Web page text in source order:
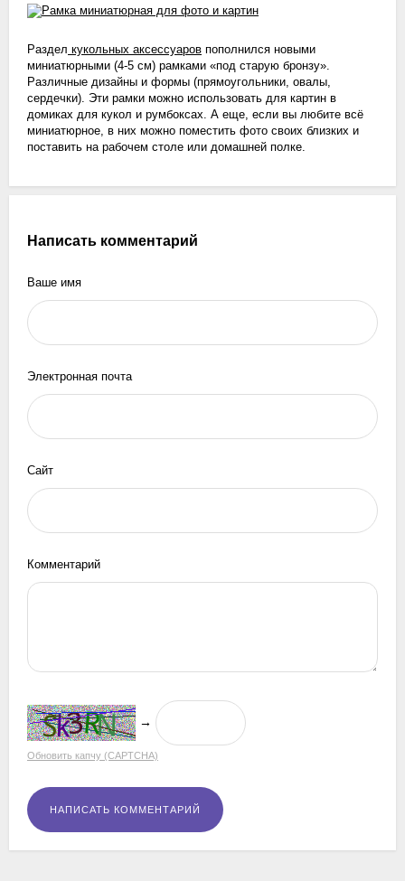
Раздел кукольных аксессуаров пополнился новыми
миниатюрными (4-5 см) рамками «под старую бронзу».
Различные дизайны и формы (прямоугольники, овалы,
сердечки). Эти рамки можно использовать для картин в
домиках для кукол и румбоксах. А еще, если вы любите всё
миниатюрное, в них можно поместить фото своих близких и
поставить на рабочем столе или домашней полке.
Написать комментарий
Ваше имя
Электронная почта
Сайт
Комментарий
→
Обновить капчу (CAPTCHA)